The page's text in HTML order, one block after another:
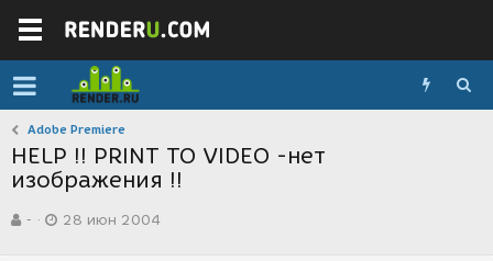
Adobe Premiere
HELP !! PRINT TO VIDEO -нет
изображения !!
в-
а
28 июн 2004